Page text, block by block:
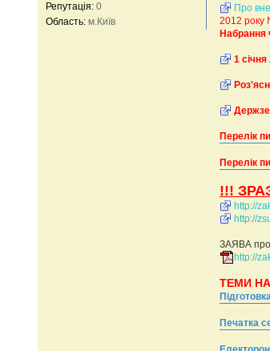
Репутація: 0
Область: м.Київ
д
о
м
е
н
Про
2012 року
Набрання
1
Перелік
Перелік
!!!
http://
http://
ЗАЯВА про
http://
ТЕМИ
Печатка